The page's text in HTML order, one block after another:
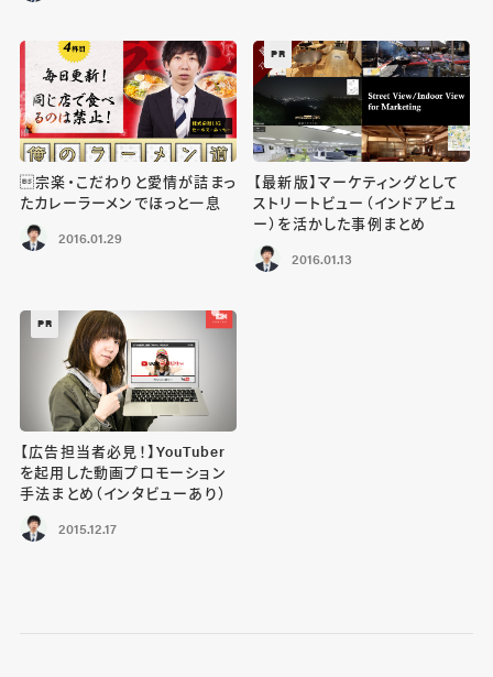
宗楽・こだわりと愛情が詰まっ
たカレーラーメンでほっと一息
2016.01.29
PR
【最新版】マーケティングとして
ストリートビュー（インドアビュ
ー）を活かした事例まとめ
2016.01.13
PR
【広告担当者必見！】YouTuber
を起用した動画プロモーション
手法まとめ（インタビューあり）
2015.12.17